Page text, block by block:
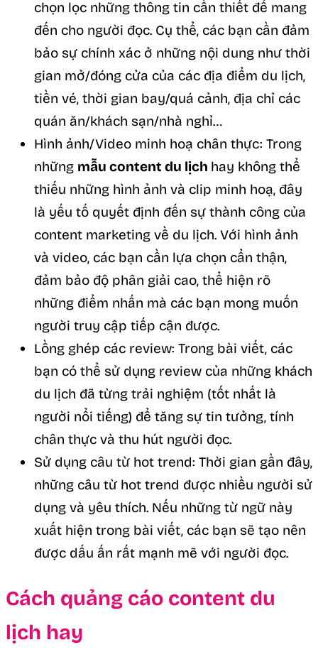
chọn lọc những thông tin cần thiết để mang
đến cho người đọc. Cụ thể, các bạn cần đảm
bảo sự chính xác ở những nội dung như thời
gian mở/đóng cửa của các địa điểm du lịch,
tiền vé, thời gian bay/quá cảnh, địa chỉ các
quán ăn/khách sạn/nhà nghỉ…
Hình ảnh/Video minh hoạ chân thực: Trong
những mẫu content du lịch hay không thể
thiếu những hình ảnh và clip minh hoạ, đây
là yếu tố quyết định đến sự thành công của
content marketing về du lịch. Với hình ảnh
và video, các bạn cần lựa chọn cẩn thận,
đảm bảo độ phân giải cao, thể hiện rõ
những điểm nhấn mà các bạn mong muốn
người truy cập tiếp cận được.
Lồng ghép các review: Trong bài viết, các
bạn có thể sử dụng review của những khách
du lịch đã từng trải nghiệm (tốt nhất là
người nổi tiếng) để tăng sự tin tưởng, tính
chân thực và thu hút người đọc.
Sử dụng câu từ hot trend: Thời gian gần đây,
những câu từ hot trend được nhiều người sử
dụng và yêu thích. Nếu những từ ngữ này
xuất hiện trong bài viết, các bạn sẽ tạo nên
được dấu ấn rất mạnh mẽ với người đọc.
Cách quảng cáo content du
lịch hay